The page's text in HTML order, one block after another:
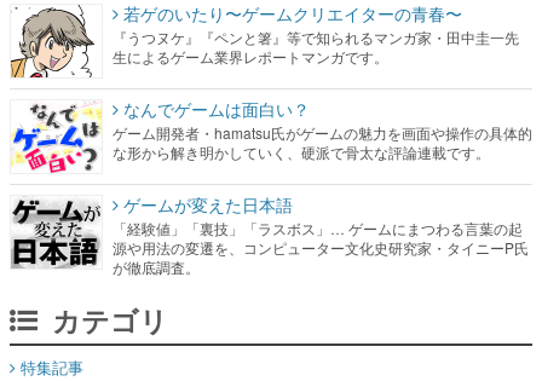
若ゲのいたり〜ゲームクリエイターの青春〜
『うつヌケ』『ペンと箸』等で知られるマンガ家・田中圭一先
生によるゲーム業界レポートマンガです。
なんでゲームは面白い？
ゲーム開発者・hamatsu氏がゲームの魅力を画面や操作の具体的
な形から解き明かしていく、硬派で骨太な評論連載です。
ゲームが変えた日本語
「経験値」「裏技」「ラスボス」… ゲームにまつわる言葉の起
源や用法の変遷を、コンピューター文化史研究家・タイニーP氏
が徹底調査。
カテゴリ
特集記事